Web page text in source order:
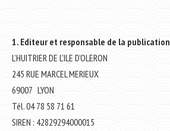
1. Editeur et responsable de la publication
L’HUITRIER DE L’ILE D’OLERON
245 RUE MARCEL MERIEUX
69007 LYON
Tél. 04 78 58 71 61
SIREN : 42829294000015